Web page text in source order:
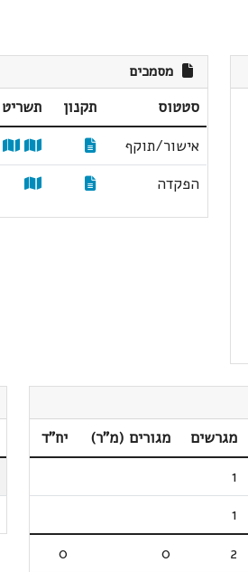
מסמכים
סטטוס תקנון תשריט
אישור/תוקף
הפקדה
מגרשים מגורים (מ"ר)
יח"ד
1
1
2
0
0